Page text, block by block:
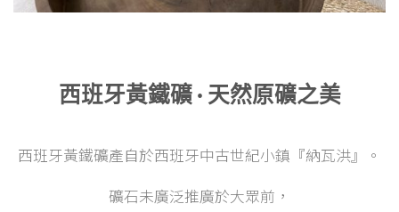
西班牙黃鐵礦 · 天然原礦之美
西班牙黃鐵礦產自於西班牙中古世紀小鎮『納瓦洪』。
礦石未廣泛推廣於大眾前，